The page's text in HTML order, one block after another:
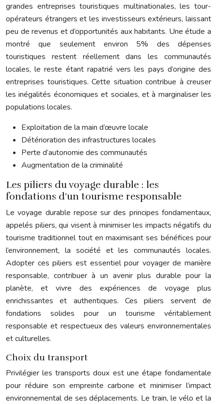
grandes entreprises touristiques multinationales, les tour-
opérateurs étrangers et les investisseurs extérieurs, laissant
peu de revenus et d’opportunités aux habitants. Une étude a
montré que seulement environ 5% des dépenses
touristiques restent réellement dans les communautés
locales, le reste étant rapatrié vers les pays d’origine des
entreprises touristiques. Cette situation contribue à creuser
les inégalités économiques et sociales, et à marginaliser les
populations locales.
Exploitation de la main d’œuvre locale
Détérioration des infrastructures locales
Perte d’autonomie des communautés
Augmentation de la criminalité
Les piliers du voyage durable : les
fondations d’un tourisme responsable
Le voyage durable repose sur des principes fondamentaux,
appelés piliers, qui visent à minimiser les impacts négatifs du
tourisme traditionnel tout en maximisant ses bénéfices pour
l’environnement, la société et les communautés locales.
Adopter ces piliers est essentiel pour voyager de manière
responsable, contribuer à un avenir plus durable pour la
planète, et vivre des expériences de voyage plus
enrichissantes et authentiques. Ces piliers servent de
fondations solides pour un tourisme véritablement
responsable et respectueux des valeurs environnementales
et culturelles.
Choix du transport
Privilégier les transports doux est une étape fondamentale
pour réduire son empreinte carbone et minimiser l’impact
environnemental de ses déplacements. Le train, le vélo et la